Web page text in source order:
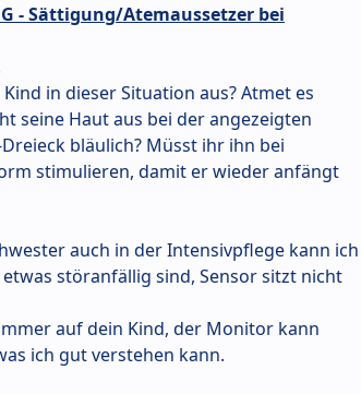
- Sättigung/Atemaussetzer bei
in dieser Situation aus? Atmet es
seine Haut aus bei der angezeigten
bläulich? Müsst ihr ihn bei
stimulieren, damit er wieder anfängt
auch in der Intensivpflege kann ich
störanfällig sind, Sensor sitzt nicht
auf dein Kind, der Monitor kann
ich gut verstehen kann.